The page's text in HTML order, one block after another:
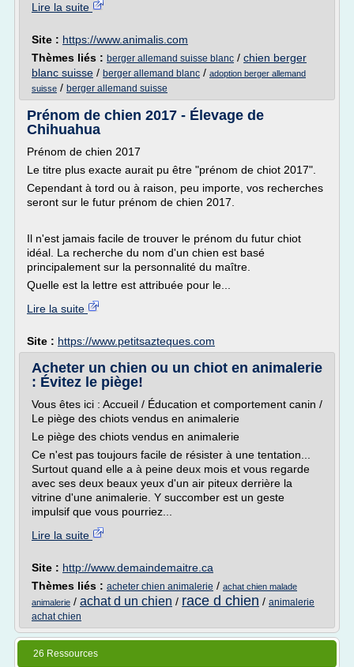
Lire la suite
Site : https://www.animalis.com
Thèmes liés : berger allemand suisse blanc / chien berger
blanc suisse / berger allemand blanc / adoption berger allemand
suisse / berger allemand suisse
Prénom de chien 2017 - Élevage de
Chihuahua
Prénom de chien 2017
Le titre plus exacte aurait pu être "prénom de chiot 2017".
Cependant à tord ou à raison, peu importe, vos recherches
seront sur le futur prénom de chien 2017.
Il n'est jamais facile de trouver le prénom du futur chiot
idéal. La recherche du nom d'un chien est basé
principalement sur la personnalité du maître.
Quelle est la lettre est attribuée pour le...
Lire la suite
Site : https://www.petitsazteques.com
Acheter un chien ou un chiot en animalerie
: Évitez le piège!
Vous êtes ici : Accueil / Éducation et comportement canin /
Le piège des chiots vendus en animalerie
Le piège des chiots vendus en animalerie
Ce n'est pas toujours facile de résister à une tentation...
Surtout quand elle a à peine deux mois et vous regarde
avec ses deux beaux yeux d'un air piteux derrière la
vitrine d'une animalerie. Y succomber est un geste
impulsif que vous pourriez...
Lire la suite
Site : http://www.demaindemaitre.ca
Thèmes liés : acheter chien animalerie / achat chien malade
animalerie / achat d un chien / race d chien / animalerie
achat chien
26 Ressources